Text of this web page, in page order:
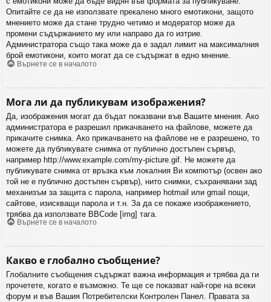
Опитайте се да не използвате прекалено много емотикони, защото
мнението може да стане трудно четимо и модератор може да
промени съдържанието му или направо да го изтрие.
Администратора също така може да е задал лимит на максималния
брой емотикони, които могат да се съдържат в едно мнение.
Върнете се в началото
Мога ли да публикувам изображения?
Да, изображения могат да бъдат показвани във Вашите мнения. Ако
администратора е разрешил прикачването на файлове, можете да
прикачите снимка. Ако прикачването на файлове не е разрешено, то
можете да публикувате снимка от публично достъпен сървър,
например http://www.example.com/my-picture.gif. Не можете да
публикувате снимка от връзка към локалния Ви компютър (освен ако
той не е публично достъпен сървър), нито снимки, съхранявани зад
механизъм за защита с парола, например hotmail или gmail пощи,
сайтове, изискващи парола и т.н. За да се покаже изображението,
трябва да използвате BBCode [img] тага.
Върнете се в началото
Какво е глобално съобщение?
Глобалните съобщения съдържат важна информация и трябва да ги
прочетете, когато е възможно. Те ще се показват най-горе на всеки
форум и във Вашия Потребителски Контролен Панел. Правата за